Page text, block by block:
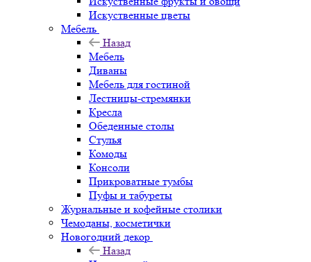
Искуственные цветы
Мебель
Назад
Мебель
Диваны
Мебель для гостиной
Лестницы-стремянки
Кресла
Обеденные столы
Стулья
Комоды
Консоли
Прикроватные тумбы
Пуфы и табуреты
Журнальные и кофейные столики
Чемоданы, косметички
Новогодний декор
Назад